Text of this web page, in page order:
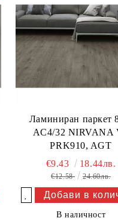
Ламиниран паркет
AC4/32 NIRVANA
PRK910, AGT
€9.43 18.44лв.
€12.58 24.60лв.
В наличност